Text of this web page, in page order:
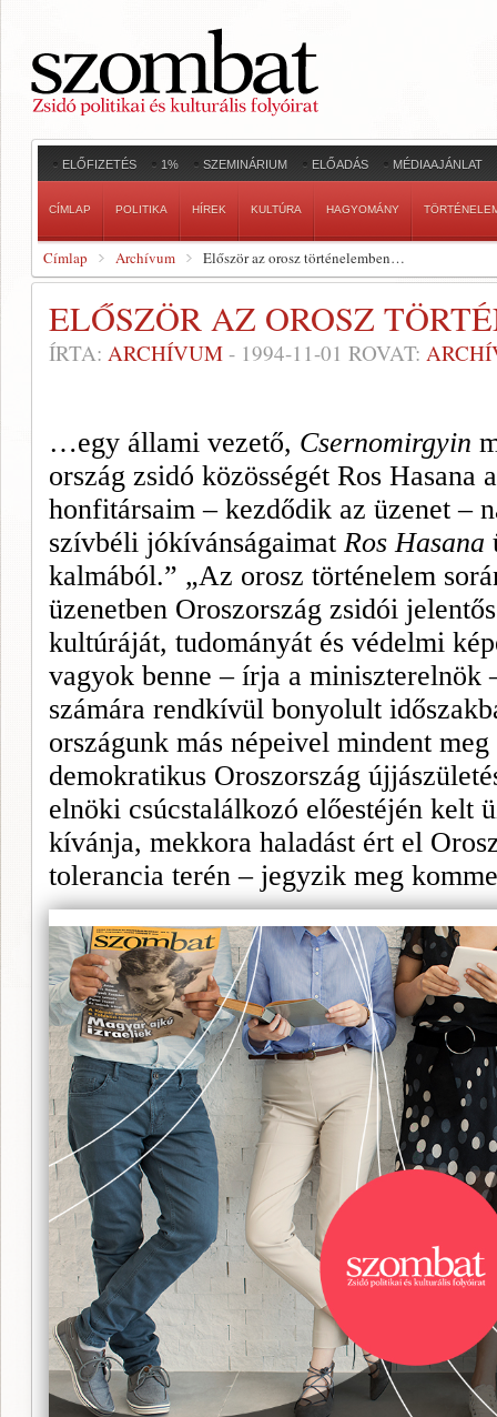
ELŐFIZETÉS 1% SZEMINÁRIUM ELŐADÁS MÉDIAAJÁNLAT
CÍMLAP POLITIKA HÍREK KULTÚRA HAGYOMÁNY
Címlap Archívum Először az orosz történelemben…
ELŐSZÖR AZ OROSZ
ÍRTA: ARCHÍVUM - 1994-11-01 ROVAT:
…egy állami vezető, Csernomirgyin
ország zsidó közösségét Ros
honfitársaim – kezdődik az üzenet –
szívbéli jókívánságaimat Ros Hasana
kalmából.” „Az orosz történelem
üzenetben Oroszország zsidói
kultúráját, tudományát és védelmi
vagyok benne – írja a miniszterelnök
számára rendkívül bonyolult
országunk más népeivel mindent
demokratikus Oroszország
elnöki csúcstalálkozó előestéjén kelt
kívánja, mekkora haladást ért el
tolerancia terén – jegyzik meg